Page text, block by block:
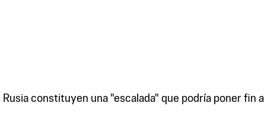
constituyen una "escalada" que podría poner fin a